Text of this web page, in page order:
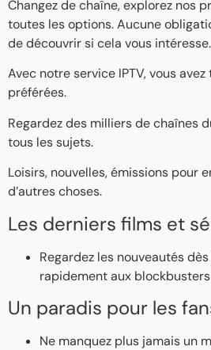
Changez de chaîne, explorez nos
toutes les options. Aucune
de découvrir si cela vous intéresse.
Avec notre service IPTV, vous
préférées.
Regardez des milliers de chaînes
tous les sujets.
Loisirs, nouvelles, émissions pour
d’autres choses.
Les derniers films et
Regardez les nouveautés
rapidement aux
Un paradis pour les
Ne manquez plus jamais un